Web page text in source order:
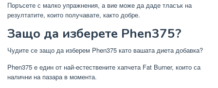
Поръсете с малко упражнения, а вие може да даде тласък на
резултатите, които получавате, както добре.
Защо да изберете Phen375?
Чудите се защо да изберем Phen375 като вашата диета добавка?
Phen375 е един от най-естествените хапчета Fat Burner, които са
налични на пазара в момента.